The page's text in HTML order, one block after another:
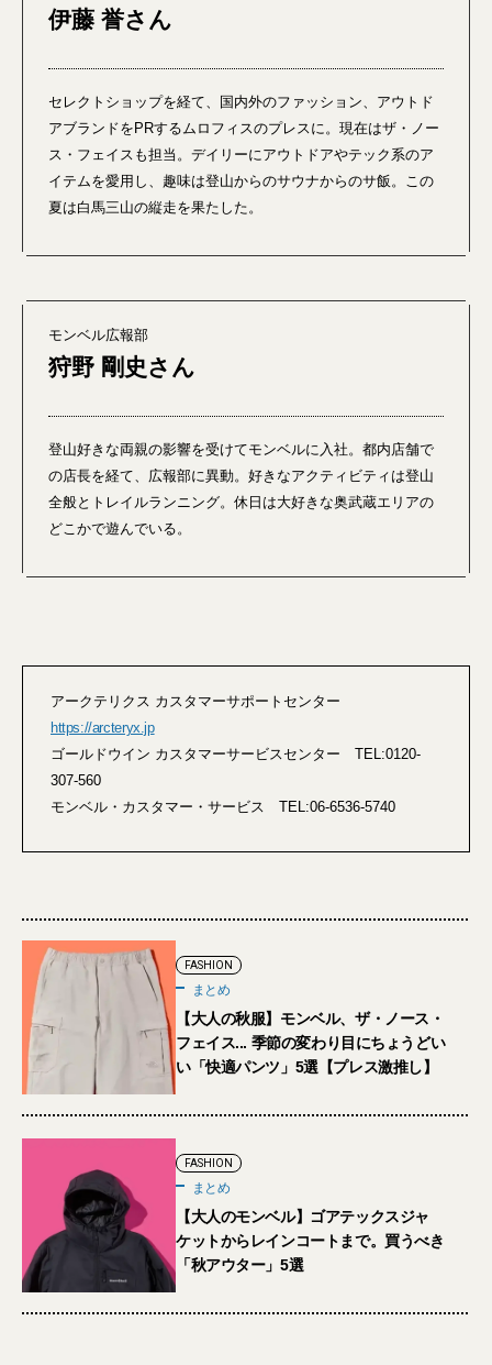
伊藤 誉さん
セレクトショップを経て、国内外のファッション、アウトド
アブランドをPRするムロフィスのプレスに。現在はザ・ノー
ス・フェイスも担当。デイリーにアウトドアやテック系のア
イテムを愛用し、趣味は登山からのサウナからのサ飯。この
夏は白馬三山の縦走を果たした。
モンベル広報部
狩野 剛史さん
登山好きな両親の影響を受けてモンベルに入社。都内店舗で
の店長を経て、広報部に異動。好きなアクティビティは登山
全般とトレイルランニング。休日は大好きな奥武蔵エリアの
どこかで遊んでいる。
アークテリクス カスタマーサポートセンター
https://arcteryx.jp
ゴールドウイン カスタマーサービスセンター TEL:0120-
307-560
モンベル・カスタマー・サービス TEL:06-6536-5740
FASHION
まとめ
【大人の秋服】モンベル、ザ・ノース・
フェイス... 季節の変わり目にちょうどい
い「快適パンツ」5選【プレス激推し】
FASHION
まとめ
【大人のモンベル】ゴアテックスジャ
ケットからレインコートまで。買うべき
「秋アウター」5選